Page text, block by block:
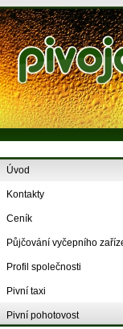
Úvod
Kontakty
Ceník
Půjčování vyčepního
Profil společnosti
Pivní taxi
Pivní pohotovost